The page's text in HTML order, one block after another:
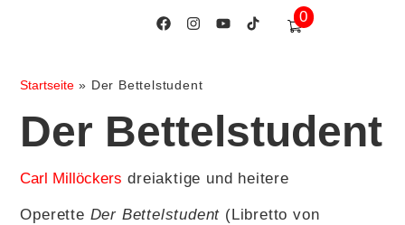
0
Startseite » Der Bettelstudent
Der Bettelstudent
Carl Millöckers dreiaktige und heitere
Operette Der Bettelstudent (Libretto von